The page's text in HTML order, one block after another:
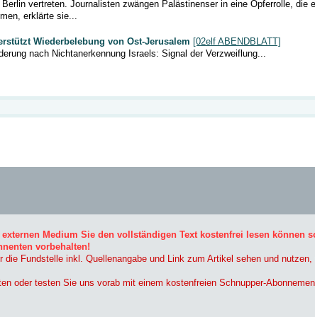
vertreten. Journalisten zwängen Palästinenser in eine Opferrolle, die
erklärte sie...
Wiederbelebung von Ost-Jerusalem [02elf ABENDBLATT]
nach Nichtanerkennung Israels: Signal der Verzweiflung...
Medium Sie den vollständigen Text kostenfrei lesen können
vorbehalten!
die Fundstelle inkl. Quellenangabe und Link zum Artikel sehen und nutzen,
oder testen Sie uns vorab mit einem kostenfreien Schnupper-